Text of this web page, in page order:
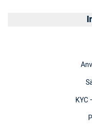
KYC